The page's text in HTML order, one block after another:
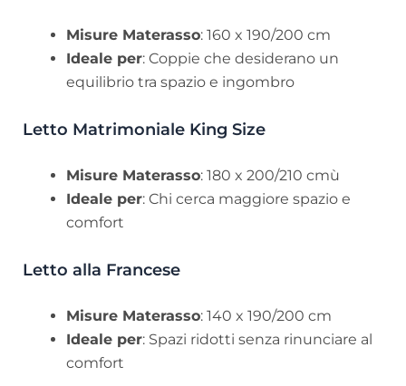
Misure Materasso: 160 x 190/200 cm
Ideale per: Coppie che desiderano un
equilibrio tra spazio e ingombro
Letto Matrimoniale King Size
Misure Materasso: 180 x 200/210 cmù
Ideale per: Chi cerca maggiore spazio e
comfort
Letto alla Francese
Misure Materasso: 140 x 190/200 cm
Ideale per: Spazi ridotti senza rinunciare al
comfort